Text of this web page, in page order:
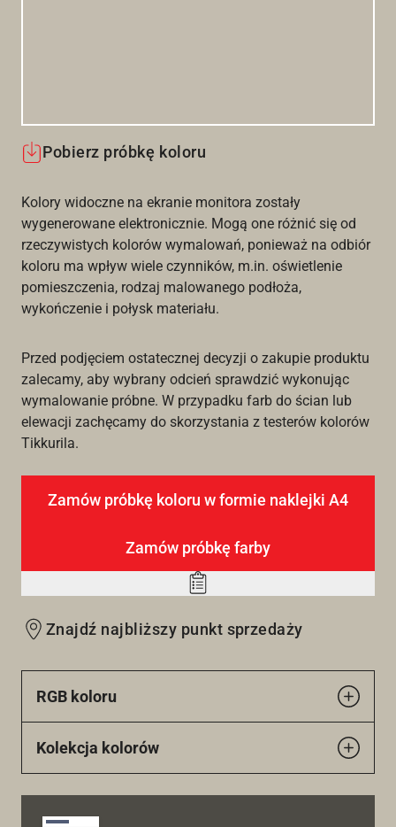
Pobierz próbkę koloru
Kolory widoczne na ekranie monitora zostały
wygenerowane elektronicznie. Mogą one różnić się od
rzeczywistych kolorów wymalowań, ponieważ na odbiór
koloru ma wpływ wiele czynników, m.in. oświetlenie
pomieszczenia, rodzaj malowanego podłoża,
wykończenie i połysk materiału.
Przed podjęciem ostatecznej decyzji o zakupie produktu
zalecamy, aby wybrany odcień sprawdzić wykonując
wymalowanie próbne. W przypadku farb do ścian lub
elewacji zachęcamy do skorzystania z testerów kolorów
Tikkurila.
Zamów próbkę koloru w formie naklejki A4
Zamów próbkę farby
Add
wishlist
Znajdź najbliższy punkt sprzedaży
RGB koloru
Kolekcja kolorów